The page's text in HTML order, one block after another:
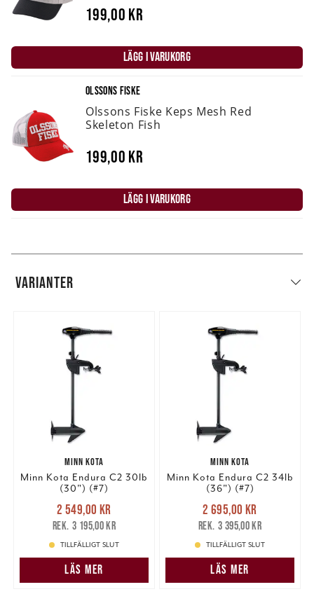
199,00 kr
LÄGG I VARUKORG
OLSSONS FISKE
Olssons Fiske Keps Mesh Red
Skeleton Fish
199,00 kr
LÄGG I VARUKORG
VARIANTER
MINN KOTA
Minn Kota Endura C2 30lb
(30") (#7)
Nuvarande pris
2 549,00 krTidigare pris
3 195,00 kr
2 549,00 kr
3 195,00 kr
TILLFÄLLIGT SLUT
LÄS MER
MINN KOTA
Minn Kota Endura C2 34lb
(36") (#7)
Nuvarande pris
2 695,00 krTidigare pris
3 395,00 kr
2 695,00 kr
3 395,00 kr
TILLFÄLLIGT SLUT
LÄS MER